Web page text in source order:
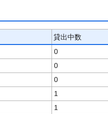
貸出中数
0
0
0
1
1